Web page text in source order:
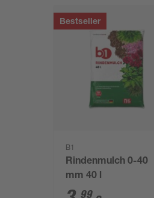
Bestseller
B1
Rindenmulch 0-40
mm 40 l
99